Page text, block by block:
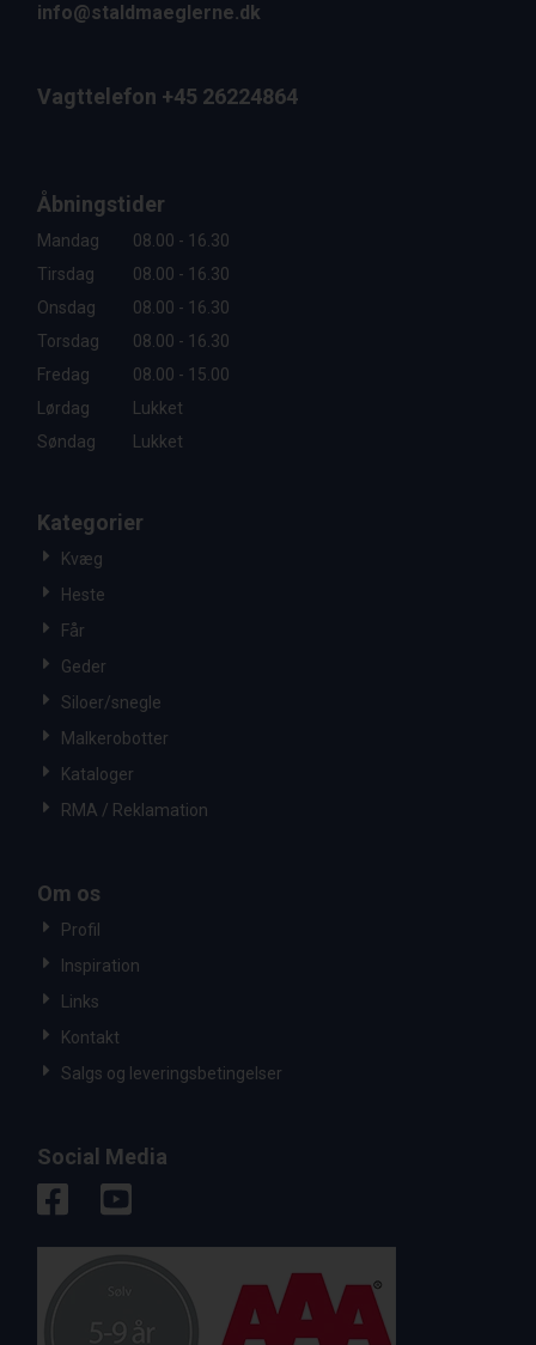
info@staldmaeglerne.dk
Vagttelefon +45 26224864
Åbningstider
Mandag
08.00 - 16.30
Tirsdag
08.00 - 16.30
Onsdag
08.00 - 16.30
Torsdag
08.00 - 16.30
Fredag
08.00 - 15.00
Lørdag
Lukket
Søndag
Lukket
Kategorier
Kvæg
Heste
Får
Geder
Siloer/snegle
Malkerobotter
Kataloger
RMA / Reklamation
Om os
Profil
Inspiration
Links
Kontakt
Salgs og leveringsbetingelser
Social Media